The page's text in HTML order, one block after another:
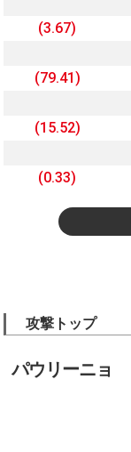
(3.67)
(79.41)
(15.52)
(0.33)
攻撃トップ
パウリーニョ